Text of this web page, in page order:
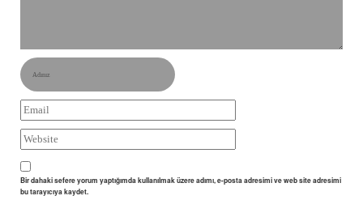
Bir dahaki sefere yorum yaptığımda kullanılmak üzere adımı, e-posta adresimi ve web site adresimi
bu tarayıcıya kaydet.